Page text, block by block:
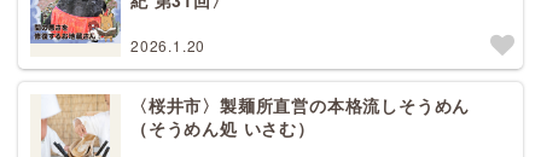
2026.1.20
〈桜井市〉製麺所直営の本格流しそうめん
（そうめん処 いさむ）